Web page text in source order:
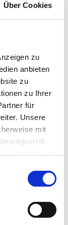
Über Cookies
zu
anbieten
zu
zu Ihrer
für
Unsere
mit
(m/w/d)
(m/w/d)